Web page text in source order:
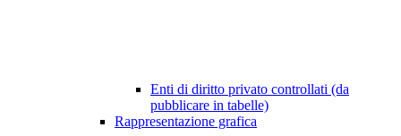
Enti di diritto privato controllati (da
pubblicare in tabelle)
Rappresentazione grafica